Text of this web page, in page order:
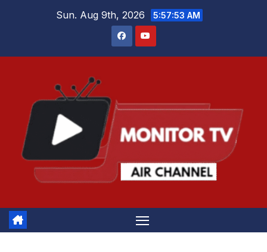
Sun. Aug 9th, 2026 5:57:54 AM